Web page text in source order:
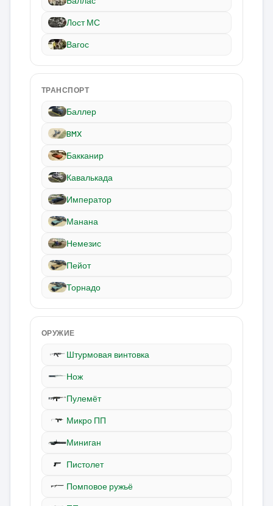
Лост МС
Вагос
ТРАНСПОРТ
Баллер
BMX
Бакканир
Кавалькада
Император
Манана
Немезис
Пейот
Торнадо
ОРУЖИЕ
Штурмовая винтовка
Нож
Пулемёт
Микро ПП
Миниган
Пистолет
Помповое ружьё